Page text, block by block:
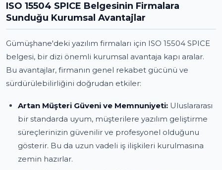
ISO 15504 SPICE Belgesinin Firmalara
Sunduğu Kurumsal Avantajlar
Gümüşhane'deki yazılım firmaları için ISO 15504 SPICE
belgesi, bir dizi önemli kurumsal avantaja kapı aralar.
Bu avantajlar, firmanın genel rekabet gücünü ve
sürdürülebilirliğini doğrudan etkiler:
Artan Müşteri Güveni ve Memnuniyeti: Uluslararası
bir standarda uyum, müşterilere yazılım geliştirme
süreçlerinizin güvenilir ve profesyonel olduğunu
gösterir. Bu da uzun vadeli iş ilişkileri kurulmasına
zemin hazırlar.